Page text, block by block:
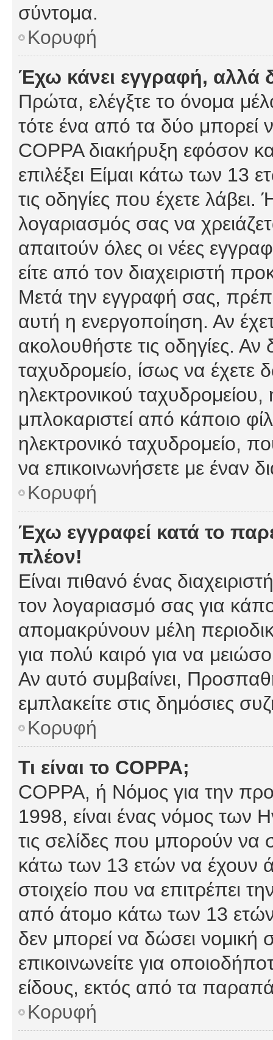
σύντομα.
Κορυφή
Έχω κάνει εγγραφή,
Πρώτα, ελέγξτε το όνομα
τότε ένα από τα δύο μπορεί
COPPA διακήρυξη εφόσον
επιλέξει Είμαι κάτω των 13
τις οδηγίες που έχετε λάβει.
λογαριασμός σας να
απαιτούν όλες οι νέες
είτε από τον διαχειριστή
Μετά την εγγραφή σας,
αυτή η ενεργοποίηση. Αν
ακολουθήστε τις οδηγίες. Αν
ταχυδρομείο, ίσως να έχετε
ηλεκτρονικού ταχυδρομείου,
μπλοκαριστεί από κάποιο
ηλεκτρονικό ταχυδρομείο,
να επικοινωνήσετε με έναν
Κορυφή
Έχω εγγραφεί κατά το
πλέον!
Είναι πιθανό ένας
τον λογαριασμό σας για
απομακρύνουν μέλη
για πολύ καιρό για να
Αν αυτό συμβαίνει,
εμπλακείτε στις δημόσιες
Κορυφή
Τι είναι το COPPA;
COPPA, ή Νόμος για την
1998, είναι ένας νόμος των
τις σελίδες που μπορούν να
κάτω των 13 ετών να έχουν
στοιχείο που να επιτρέπει
από άτομο κάτω των 13
δεν μπορεί να δώσει νομική
επικοινωνείτε για
είδους, εκτός από τα
Κορυφή